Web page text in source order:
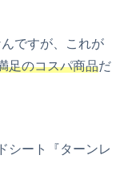
んですが、これが
足のコスパ商品だ
シート『ターンレ